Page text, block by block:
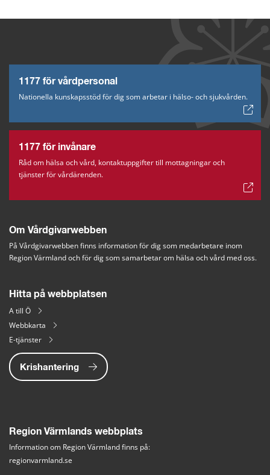
1177 för vårdpersonal
Nationella kunskapsstöd för dig som arbetar i hälso- och sjukvården.
1177 för invånare
Råd om hälsa och vård, kontaktuppgifter till mottagningar och
tjänster för vårdärenden.
Om Vårdgivarwebben
På Vårdgivarwebben finns information för dig som medarbetare inom
Region Värmland och för dig som samarbetar om hälsa och vård med oss.
Hitta på webbplatsen
A till Ö
Webbkarta
E-tjänster
Krishantering
Region Värmlands webbplats
Information om Region Värmland finns på:
regionvarmland.se